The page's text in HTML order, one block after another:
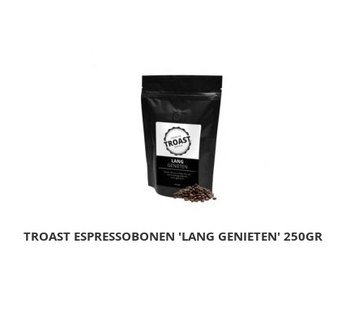
TROAST ESPRESSOBONEN 'LANG GENIETEN' 250GR